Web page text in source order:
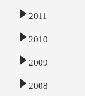
2011
2010
2009
2008